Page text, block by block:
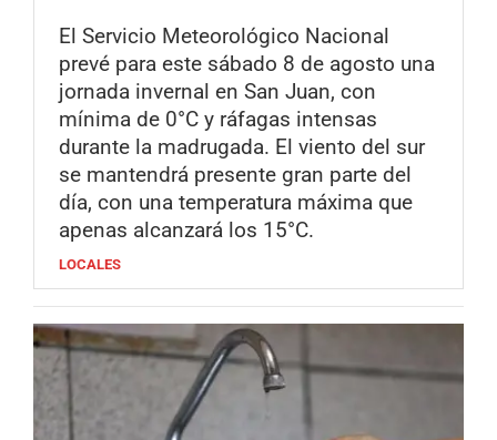
El Servicio Meteorológico Nacional
prevé para este sábado 8 de agosto una
jornada invernal en San Juan, con
mínima de 0°C y ráfagas intensas
durante la madrugada. El viento del sur
se mantendrá presente gran parte del
día, con una temperatura máxima que
apenas alcanzará los 15°C.
LOCALES